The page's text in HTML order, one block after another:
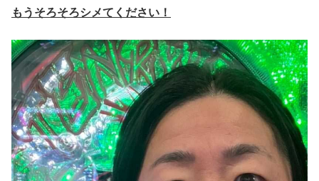
もうそろそろシメてください！